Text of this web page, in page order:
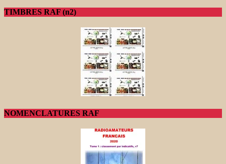
TIMBRES RAF (n2)
NOMENCLATURES RAF